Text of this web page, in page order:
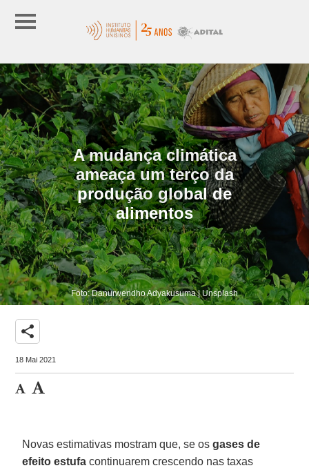
A mudança climática
ameaça um terço da
produção global de
alimentos
Foto: Danurwendho Adyakusuma | Unsplash
share
18 Mai 2021
Novas estimativas mostram que, se osgases de
efeito estufa continuarem crescendo nas taxas